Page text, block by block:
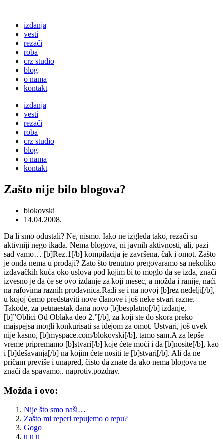
izdanja
vesti
rezači
roba
crz studio
blog
o nama
kontakt
izdanja
vesti
rezači
roba
crz studio
blog
o nama
kontakt
Zašto nije bilo blogova?
blokovski
14.04.2008.
Da li smo odustali? Ne, nismo. Iako ne izgleda tako, rezači su
aktivniji nego ikada. Nema blogova, ni javnih aktivnosti, ali, pazi
sad vamo… [b]Rez.1[/b] kompilacija je završena, čak i omot. Zašto
je onda nema u prodaji? Zato što trenutno pregovaramo sa nekoliko
izdavačkih kuća oko uslova pod kojim bi to moglo da se izda, znači
izvesno je da će se ovo izdanje za koji mesec, a možda i ranije, naći
na rafovima raznih prodavnica.Radi se i na novoj [b]rez nedelji[/b],
u kojoj ćemo predstaviti nove članove i još neke stvari razne.
Takođe, za petnaestak dana novo [b]besplatno[/b] izdanje,
[b]”Oblici Od Oblaka deo 2.”[/b], za koji ste do skora preko
majspejsa mogli konkurisati sa idejom za omot. Ustvari, još uvek
nije kasno, [b]myspace.com/blokovski[/b], tamo sam.A za lepše
vreme pripremamo [b]stvari[/b] koje ćete moći i da [b]nosite[/b], kao
i [b]dešavanja[/b] na kojim ćete nositi te [b]stvari[/b]. Ali da ne
pričam previše i unapred, čisto da znate da ako nema blogova ne
znači da spavamo.. naprotiv.pozdrav.
Možda i ovo:
Nije što smo naši…
Zašto mi reperi repujemo o repu?
Gogo
u u u